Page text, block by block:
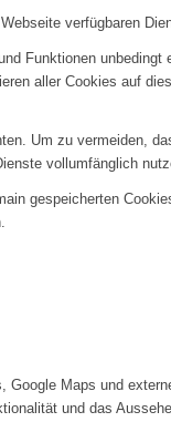
verfügbaren
Funktionen
aller Cookies auf
Um zu vermeiden,
vollumfänglich
gespeicherten
Maps und
und das